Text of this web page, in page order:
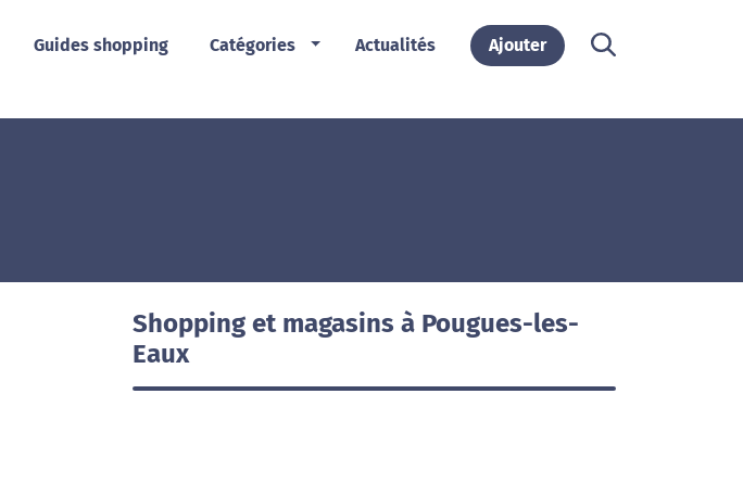
Guides shopping Catégories Actualités Ajouter
Shopping et magasins à Pougues-les-
Eaux